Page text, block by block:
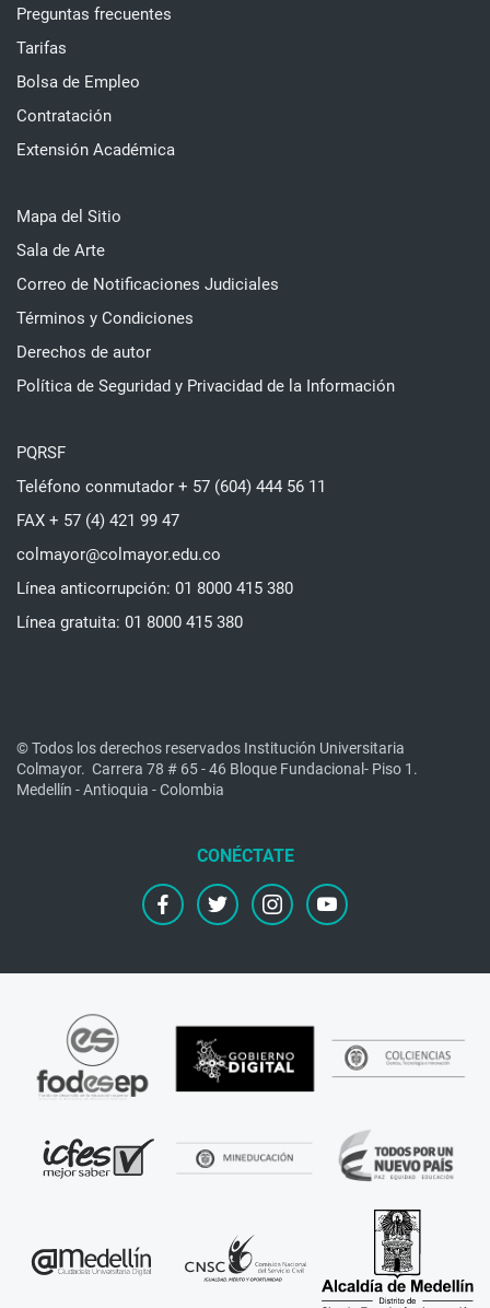
Preguntas frecuentes
Tarifas
Bolsa de Empleo
Contratación
Extensión Académica
Mapa del Sitio
Sala de Arte
Correo de Notificaciones Judiciales
Términos y Condiciones
Derechos de autor
Política de Seguridad y Privacidad de la Información
PQRSF
Teléfono conmutador + 57 (604) 444 56 11
FAX + 57 (4) 421 99 47
colmayor@colmayor.edu.co
Línea anticorrupción: 01 8000 415 380
Línea gratuita: 01 8000 415 380
© Todos los derechos reservados Institución Universitaria
Colmayor. Carrera 78 # 65 - 46 Bloque Fundacional- Piso 1.
Medellín - Antioquia - Colombia